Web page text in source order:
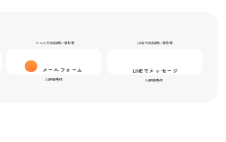
メールでのお問い合わせ
メールフォーム
24時間受付
LINEでのお問い合わせ
LINEでメッセージ
24時間受付